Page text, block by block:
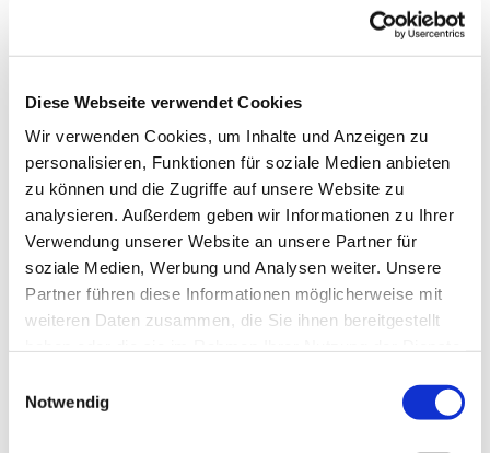
Diese Webseite verwendet Cookies
Wir verwenden Cookies, um Inhalte und Anzeigen zu
personalisieren, Funktionen für soziale Medien anbieten
zu können und die Zugriffe auf unsere Website zu
analysieren. Außerdem geben wir Informationen zu Ihrer
Verwendung unserer Website an unsere Partner für
soziale Medien, Werbung und Analysen weiter. Unsere
Partner führen diese Informationen möglicherweise mit
weiteren Daten zusammen, die Sie ihnen bereitgestellt
Notwendig